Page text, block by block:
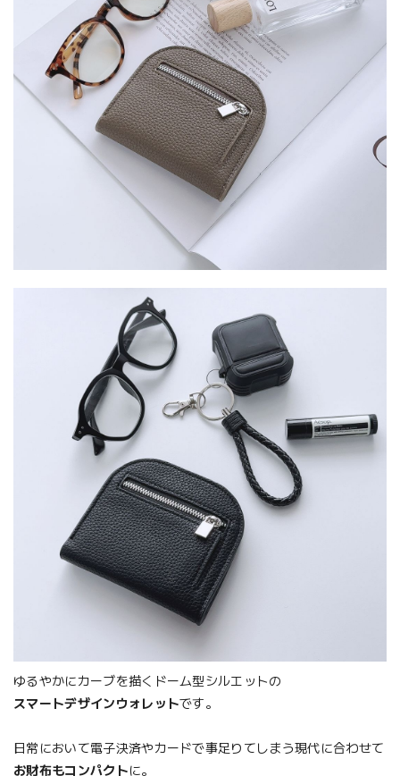
ゆるやかにカーブを描くドーム型シルエットの
スマートデザインウォレットです。
日常において電子決済やカードで事足りてしまう現代に合わせて
お財布もコンパクトに。